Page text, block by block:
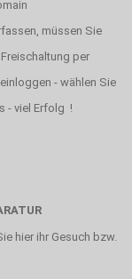
müssen Sie
per
einloggen - wählen Sie
- viel Erfolg !
hier ihr Gesuch bzw.